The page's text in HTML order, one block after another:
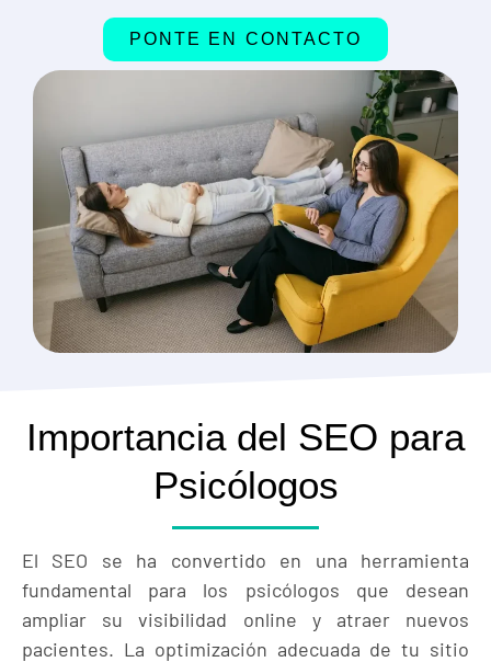
PONTE EN CONTACTO
Importancia del SEO para
Psicólogos
El SEO se ha convertido en una herramienta
fundamental para los psicólogos que desean
ampliar su visibilidad online y atraer nuevos
pacientes. La optimización adecuada de tu sitio